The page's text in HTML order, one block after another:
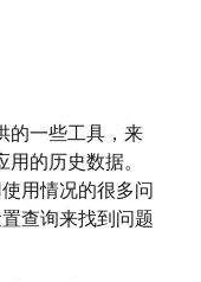
的一些工具，来
的历史数据。
用情况的很多问
查询来找到问题